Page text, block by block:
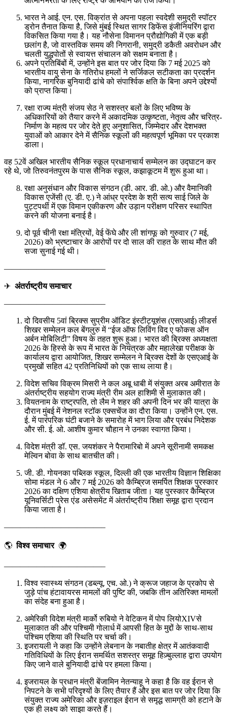
भारत ने आई. एन. एस. विक्रांत से अपना पहला स्वदेशी समुद्री स्पॉटर
ड्रोन तैनात किया है, जिसे मुंबई स्थित सागर डिफेंस इंजीनियरिंग द्वारा
विकसित किया गया है। यह नौसेना विमानन प्रौद्योगिकी में एक बड़ी
छलांग है, जो वास्तविक समय की निगरानी, समुद्री डकैती अवरोधन और
चलती युद्धपोतों से स्वायत्त संचालन को सक्षम बनाता है।
अपने प्रतिबिंबों में, उन्होंने इस बात पर जोर दिया कि 7 मई 2025 को
भारतीय वायु सेना के गतिरोध हमलों ने सर्जिकल सटीकता का प्रदर्शन
किया, नागरिक बुनियादी ढांचे को संपार्श्विक क्षति के बिना अपने उद्देश्यों
को प्राप्त किया।
रक्षा राज्य मंत्री संजय सेठ ने सशस्त्र बलों के लिए भविष्य के
अधिकारियों को तैयार करने में अकादमिक उत्कृष्टता, नेतृत्व और चरित्र-
निर्माण के महत्व पर जोर देते हुए अनुशासित, जिम्मेदार और देशभक्त
युवाओं को आकार देने में सैनिक स्कूलों की महत्वपूर्ण भूमिका पर प्रकाश
डाला।
वह 52वें अखिल भारतीय सैनिक स्कूल प्रधानाचार्य सम्मेलन का उद्घाटन कर
रहे थे, जो तिरुवनंतपुरम के पास सैनिक स्कूल, कझाकूटम में शुरू हुआ था।
रक्षा अनुसंधान और विकास संगठन (डी. आर. डी. ओ.) और वैमानिकी
विकास एजेंसी (ए. डी. ए.) ने आंध्र प्रदेश के श्री सत्य साई जिले के
पुट्टपर्थी में एक विमान एकीकरण और उड़ान परीक्षण परिसर स्थापित
करने की योजना बनाई है।
दो पूर्व चीनी रक्षा मंत्रियों, वेई फेंघे और ली शांगफू को गुरुवार (7 मई,
2026) को भ्रष्टाचार के आरोपों पर दो साल की राहत के साथ मौत की
सजा सुनाई गई थी।
————————————–
✈ अंतर्राष्ट्रीय समाचार
————————————–
दो दिवसीय 5वां ब्रिक्स सुप्रीम ऑडिट इंस्टीट्यूशंस (एसएआई) लीडर्स
शिखर सम्मेलन कल बेंगलुरु में “ईज ऑफ लिविंग विद ए फोकस ऑन
अर्बन मोबिलिटी” विषय के तहत शुरू हुआ। भारत की ब्रिक्स अध्यक्षता
2026 के हिस्से के रूप में भारत के नियंत्रक और महालेखा परीक्षक के
कार्यालय द्वारा आयोजित, शिखर सम्मेलन ने ब्रिक्स देशों के एसएआई के
प्रमुखों सहित 42 प्रतिनिधियों को एक साथ लाया है।
विदेश सचिव विक्रम मिसरी ने कल अबू धाबी में संयुक्त अरब अमीरात के
अंतर्राष्ट्रीय सहयोग राज्य मंत्री रीम अल हाशिमी से मुलाकात की।
वियतनाम के राष्ट्रपति, तो लैम ने शहर की अपनी दिन भर की यात्रा के
दौरान मुंबई में नेशनल स्टॉक एक्सचेंज का दौरा किया। उन्होंने एन. एस.
ई. में पारंपरिक घंटी बजाने के समारोह में भाग लिया और प्रबंध निदेशक
और सी. ई. ओ. आशीष कुमार चौहान ने उनका स्वागत किया।
विदेश मंत्री डॉ. एस. जयशंकर ने पैरामारिबो में अपने सूरीनामी समकक्ष
मेल्विन बोवा के साथ बातचीत की।
जी. डी. गोयनका पब्लिक स्कूल, दिल्ली की एक भारतीय विज्ञान शिक्षिका
सोमा मंडल ने 6 और 7 मई 2026 को कैम्ब्रिज समर्पित शिक्षक पुरस्कार
2026 का दक्षिण एशिया क्षेत्रीय खिताब जीता। यह पुरस्कार कैम्ब्रिज
यूनिवर्सिटी प्रेस एंड असेसमेंट में अंतर्राष्ट्रीय शिक्षा समूह द्वारा प्रदान
किया जाता है।
————————————–
🌎विश्व समाचार 🌍
————————————–
विश्व स्वास्थ्य संगठन (डब्ल्यू. एच. ओ.) ने क्रूज जहाज के प्रकोप से
जुड़े पांच हंटावायरस मामलों की पुष्टि की, जबकि तीन अतिरिक्त मामलों
का संदेह बना हुआ है।
अमेरिकी विदेश मंत्री मार्को रुबियो ने वेटिकन में पोप लियोXIVसे
मुलाकात की और पश्चिमी गोलार्ध में आपसी हित के मुद्दों के साथ-साथ
पश्चिम एशिया की स्थिति पर चर्चा की।
इजरायली ने कहा कि उन्होंने लेबनान के नबातीह क्षेत्र में आतंकवादी
गतिविधियों के लिए ईरान समर्थित सशस्त्र समूह हिज़्बुल्लाह द्वारा उपयोग
किए जाने वाले बुनियादी ढांचे पर हमला किया।
इजरायल के प्रधान मंत्री बेंजामिन नेतन्याहू ने कहा है कि वह ईरान से
निपटने के सभी परिदृश्यों के लिए तैयार हैं और इस बात पर जोर दिया कि
संयुक्त राज्य अमेरिका और इज़राइल ईरान से समृद्ध सामग्री को हटाने के
एक ही लक्ष्य को साझा करते हैं।